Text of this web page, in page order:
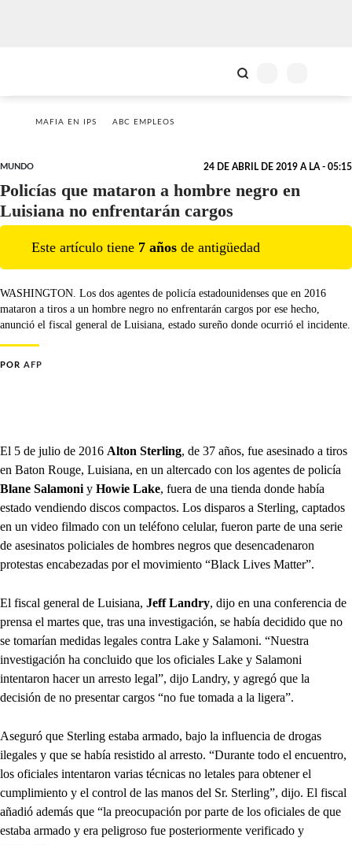
MAFIA EN IPS ABC EMPLEOS
MUNDO 24 DE ABRIL DE 2019 A LA - 05:15
Policías que mataron a hombre negro en
Luisiana no enfrentarán cargos
Este artículo tiene 7 años de antigüedad
WASHINGTON. Los dos agentes de policía estadounidenses que en 2016
mataron a tiros a un hombre negro no enfrentarán cargos por ese hecho,
anunció el fiscal general de Luisiana, estado sureño donde ocurrió el incidente.
POR AFP
El 5 de julio de 2016 Alton Sterling, de 37 años, fue asesinado a tiros
en Baton Rouge, Luisiana, en un altercado con los agentes de policía
Blane Salamoni y Howie Lake, fuera de una tienda donde había
estado vendiendo discos compactos. Los disparos a Sterling, captados
en un video filmado con un teléfono celular, fueron parte de una serie
de asesinatos policiales de hombres negros que desencadenaron
protestas encabezadas por el movimiento “Black Lives Matter”.
El fiscal general de Luisiana, Jeff Landry, dijo en una conferencia de
prensa el martes que, tras una investigación, se había decidido que no
se tomarían medidas legales contra Lake y Salamoni. “Nuestra
investigación ha concluido que los oficiales Lake y Salamoni
intentaron hacer un arresto legal”, dijo Landry, y agregó que la
decisión de no presentar cargos “no fue tomada a la ligera”.
Aseguró que Sterling estaba armado, bajo la influencia de drogas
ilegales y que se había resistido al arresto. “Durante todo el encuentro,
los oficiales intentaron varias técnicas no letales para obtener el
cumplimiento y el control de las manos del Sr. Sterling”, dijo. El fiscal
añadió además que “la preocupación por parte de los oficiales de que
estaba armado y era peligroso fue posteriormente verificado y